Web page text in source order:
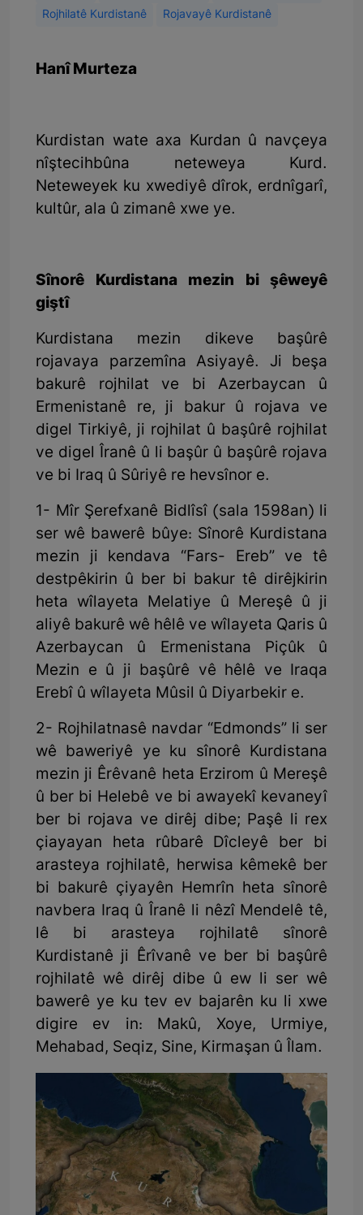
Rojhilatê Kurdistanê
Rojavayê Kurdistanê
Hanî Murteza
Kurdistan wate axa Kurdan û navçeya
nîştecihbûna neteweya Kurd.
Neteweyek ku xwediyê dîrok, erdnîgarî,
kultûr, ala û zimanê xwe ye.
Sînorê Kurdistana mezin bi şêweyê
giştî
Kurdistana mezin dikeve başûrê
rojavaya parzemîna Asiyayê. Ji beşa
bakurê rojhilat ve bi Azerbaycan û
Ermenistanê re, ji bakur û rojava ve
digel Tirkiyê, ji rojhilat û başûrê rojhilat
ve digel Îranê û li başûr û başûrê rojava
ve bi Iraq û Sûriyê re hevsînor e.
1- Mîr Şerefxanê Bidlîsî (sala 1598an) li
ser wê bawerê bûye: Sînorê Kurdistana
mezin ji kendava “Fars- Ereb” ve tê
destpêkirin û ber bi bakur tê dirêjkirin
heta wîlayeta Melatiye û Mereşê û ji
aliyê bakurê wê hêlê ve wîlayeta Qaris û
Azerbaycan û Ermenistana Piçûk û
Mezin e û ji başûrê vê hêlê ve Iraqa
Erebî û wîlayeta Mûsil û Diyarbekir e.
2- Rojhilatnasê navdar “Edmonds” li ser
wê baweriyê ye ku sînorê Kurdistana
mezin ji Êrêvanê heta Erzirom û Mereşê
û ber bi Helebê ve bi awayekî kevaneyî
ber bi rojava ve dirêj dibe; Paşê li rex
çiayayan heta rûbarê Dîcleyê ber bi
arasteya rojhilatê, herwisa kêmekê ber
bi bakurê çiyayên Hemrîn heta sînorê
navbera Iraq û Îranê li nêzî Mendelê tê,
lê bi arasteya rojhilatê sînorê
Kurdistanê ji Êrîvanê ve ber bi başûrê
rojhilatê wê dirêj dibe û ew li ser wê
bawerê ye ku tev ev bajarên ku li xwe
digire ev in: Makû, Xoye, Urmiye,
Mehabad, Seqiz, Sine, Kirmaşan û Îlam.